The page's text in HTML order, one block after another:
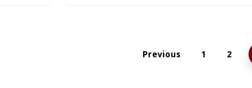
Previous 1 2